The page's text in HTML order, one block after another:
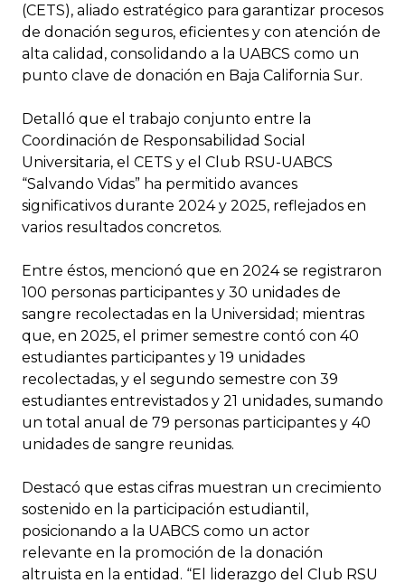
(CETS), aliado estratégico para garantizar procesos
de donación seguros, eficientes y con atención de
alta calidad, consolidando a la UABCS como un
punto clave de donación en Baja California Sur.
Detalló que el trabajo conjunto entre la
Coordinación de Responsabilidad Social
Universitaria, el CETS y el Club RSU-UABCS
“Salvando Vidas” ha permitido avances
significativos durante 2024 y 2025, reflejados en
varios resultados concretos.
Entre éstos, mencionó que en 2024 se registraron
100 personas participantes y 30 unidades de
sangre recolectadas en la Universidad; mientras
que, en 2025, el primer semestre contó con 40
estudiantes participantes y 19 unidades
recolectadas, y el segundo semestre con 39
estudiantes entrevistados y 21 unidades, sumando
un total anual de 79 personas participantes y 40
unidades de sangre reunidas.
Destacó que estas cifras muestran un crecimiento
sostenido en la participación estudiantil,
posicionando a la UABCS como un actor
relevante en la promoción de la donación
altruista en la entidad. “El liderazgo del Club RSU